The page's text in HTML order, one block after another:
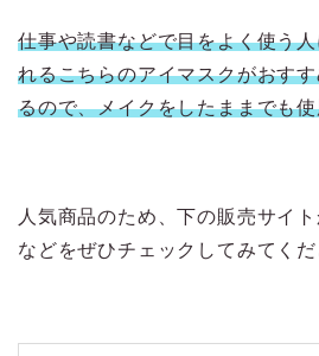
仕事や読書などで目をよく使う
れるこちらのアイマスクがおす
るので、メイクをしたままでも
人気商品のため、下の販売サイ
などをぜひチェックしてみてくだ